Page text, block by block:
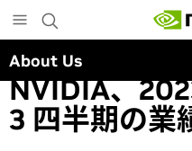
to
main
content
About Us
NVIDIA、
3 四半期の業